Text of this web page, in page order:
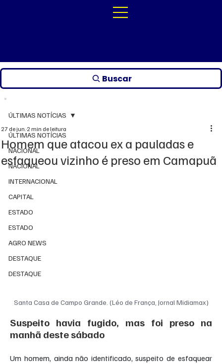
Buscar
ÚLTIMAS NOTÍCIAS
NACIONAL
NACIONAL
INTERNACIONAL
CAPITAL
ESTADO
ESTADO
AGRO NEWS
DESTAQUE
DESTAQUE
ÚLTIMAS NOTÍCIAS
Homem que atacou ex a pauladas e
esfaqueou vizinho é preso em Camapuã
27 de jun.2 min de leitura
Santa Casa de Campo Grande. (Léo de França, Jornal Midiamax)
Suspeito havia fugido, mas foi preso na
manhã deste sábado
Um homem, ainda não identificado, suspeito de esfaquear